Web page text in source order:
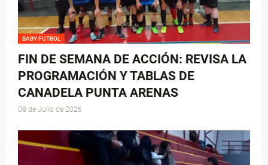
BABY FUTBOL
FIN DE SEMANA DE ACCIÓN: REVISA LA
PROGRAMACIÓN Y TABLAS DE
CANADELA PUNTA ARENAS
08 de Julio de 2026